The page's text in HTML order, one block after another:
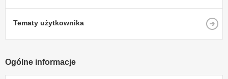
Tematy użytkownika
Ogólne informacje